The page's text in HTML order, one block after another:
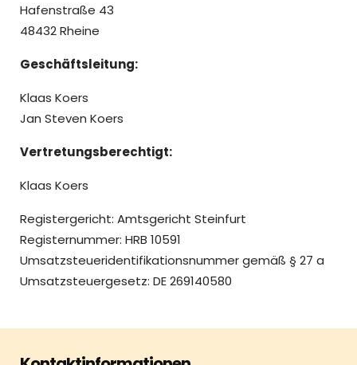
Hafenstraße 43
48432 Rheine
Geschäftsleitung:
Klaas Koers
Jan Steven Koers
Vertretungsberechtigt:
Klaas Koers
Registergericht: Amtsgericht Steinfurt
Registernummer: HRB 10591
Umsatzsteueridentifikationsnummer gemäß § 27 a
Umsatzsteuergesetz: DE 269140580